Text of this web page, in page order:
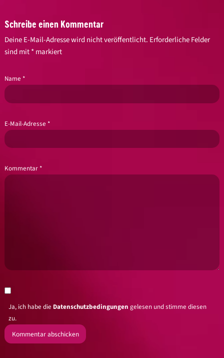
Schreibe einen Kommentar
Deine E-Mail-Adresse wird nicht veröffentlicht. Erforderliche Felder
sind mit*markiert
Name *
E-Mail-Adresse *
Kommentar *
Ja, ich habe die Datenschutzbedingungen gelesen und stimme diesen
zu.